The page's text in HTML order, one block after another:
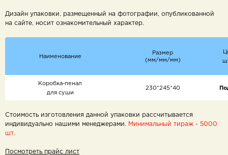
Дизайн упаковки, размещенный на фотографии, опубликованной
на сайте, носит ознакомительный характер.
Наименование
Размер
(мм/мм/мм)
Коробка-пенал
для суши
230*245*40
Стоимость изготовления данной упаковки рассчитывается
индивидуально нашими менеджерами.
Минимальный тираж - 5000
шт.
Посмотреть прайс лист